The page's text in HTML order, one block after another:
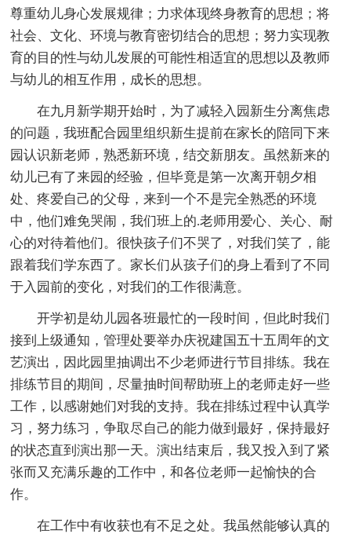
尊重幼儿身心发展规律；力求体现终身教育的思想；将
社会、文化、环境与教育密切结合的思想；努力实现教
育的目的性与幼儿发展的可能性相适宜的思想以及教师
与幼儿的相互作用，成长的思想。
在九月新学期开始时，为了减轻入园新生分离焦虑
的问题，我班配合园里组织新生提前在家长的陪同下来
园认识新老师，熟悉新环境，结交新朋友。虽然新来的
幼儿已有了来园的经验，但毕竟是第一次离开朝夕相
处、疼爱自己的父母，来到一个不是完全熟悉的环境
中，他们难免哭闹，我们班上的.老师用爱心、关心、耐
心的对待着他们。很快孩子们不哭了，对我们笑了，能
跟着我们学东西了。家长们从孩子们的身上看到了不同
于入园前的变化，对我们的工作很满意。
开学初是幼儿园各班最忙的一段时间，但此时我们
接到上级通知，管理处要举办庆祝建国五十五周年的文
艺演出，因此园里抽调出不少老师进行节目排练。我在
排练节目的期间，尽量抽时间帮助班上的老师走好一些
工作，以感谢她们对我的支持。我在排练过程中认真学
习，努力练习，争取尽自己的能力做到最好，保持最好
的状态直到演出那一天。演出结束后，我又投入到了紧
张而又充满乐趣的工作中，和各位老师一起愉快的合
作。
在工作中有收获也有不足之处。我虽然能够认真的